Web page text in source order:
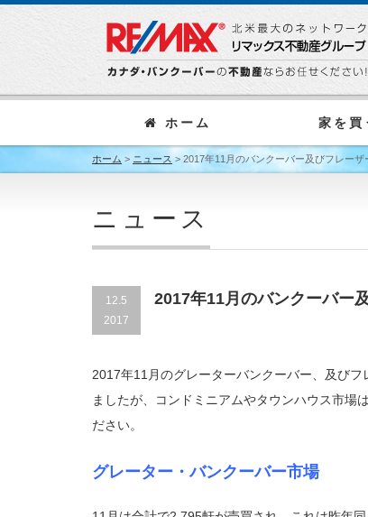
ホーム 家を買
ホーム > ニュース> 2017年11月のバンクーバー及びフレーザ
ニュース
12.5
2017
2017年11月のバンクーバー
2017年11月のグレーターバンクーバー、及び
ましたが、コンドミニアムやタウンハウス市場
ださい。
グレーター・バンクーバー市場